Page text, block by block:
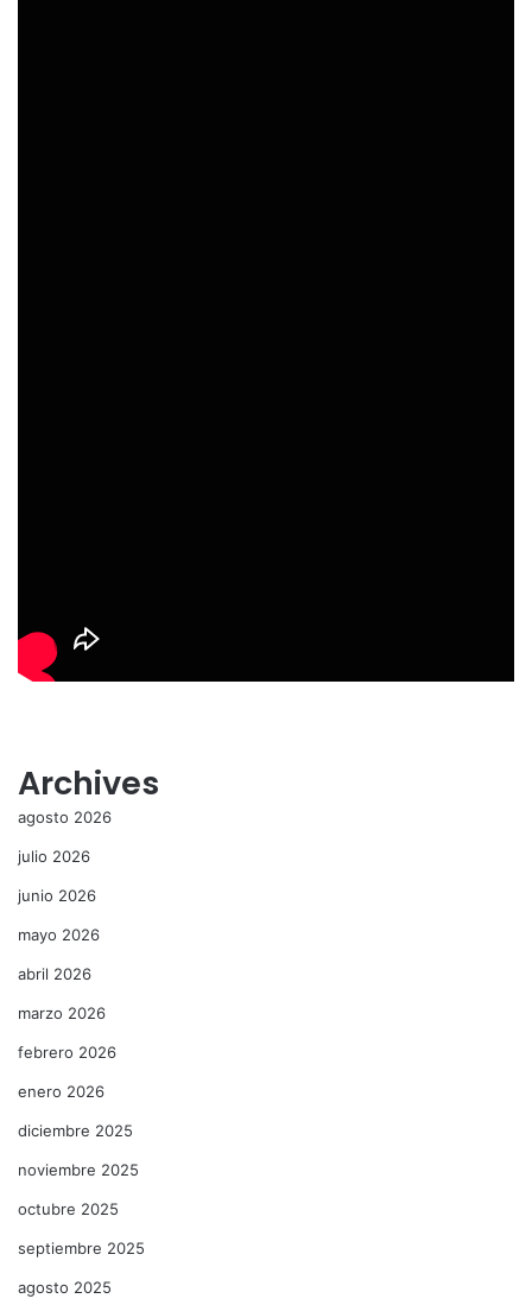
Archives
agosto 2026
julio 2026
junio 2026
mayo 2026
abril 2026
marzo 2026
febrero 2026
enero 2026
diciembre 2025
noviembre 2025
octubre 2025
septiembre 2025
agosto 2025